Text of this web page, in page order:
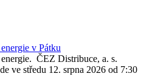
v Pátku
ČEZ Distribuce, a. s.
ve středu 12. srpna 2026 od 7:30